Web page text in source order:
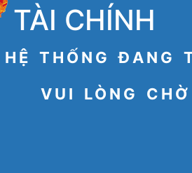
TÀI CHÍNH
HỆ THỐNG ĐANG
VUI LÒNG